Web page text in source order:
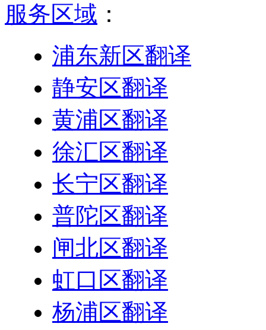
服务区域 ：
浦东新区翻译
静安区翻译
黄浦区翻译
徐汇区翻译
长宁区翻译
普陀区翻译
闸北区翻译
虹口区翻译
杨浦区翻译